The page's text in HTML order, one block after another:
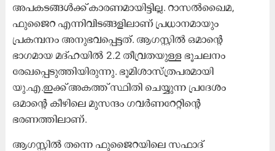
അപകടങ്ങൾക്ക്​ കാരണമായിട്ടില്ല. റാസൽഖൈമ,
ഫുജൈറ എന്നിവിടങ്ങളിലാണ്​ പ്രധാനമായും
പ്രകമ്പനം അനുഭവപ്പെട്ടത്​. ആഗസ്റ്റിൽ ഒമാന്‍റെ
ഭാഗമായ മദ്​ഹയിൽ 2.2 തീവ്രതയുള്ള ഭൂചലനം
രേഖപ്പെടുത്തിയിരുന്നു. ഭൂമിശാസ്ത്രപരമായി
യു.എ.ഇക്ക്​ അകത്ത്​ സ്ഥിതി ചെയ്യുന്ന പ്രദേശം
ഒമാന്‍റെ കീഴിലെ മുസന്ദം ഗവർണറേറ്റിന്‍റെ
ഭരണത്തിലാണ്​​.
ആഗസ്റ്റിൽ തന്നെ ഫുജൈറയിലെ സഫാദ്​